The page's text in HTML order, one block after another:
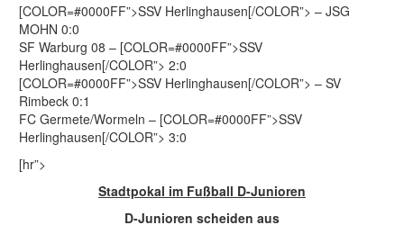
[COLOR=#0000FF”>SSV Herlinghausen[/COLOR”> – JSG
MOHN 0:0
SF Warburg 08 – [COLOR=#0000FF”>SSV
Herlinghausen[/COLOR”> 2:0
[COLOR=#0000FF”>SSV Herlinghausen[/COLOR”> – SV
Rimbeck 0:1
FC Germete/Wormeln – [COLOR=#0000FF”>SSV
Herlinghausen[/COLOR”> 3:0
[hr”>
Stadtpokal im Fußball D-Junioren
D-Junioren scheiden aus